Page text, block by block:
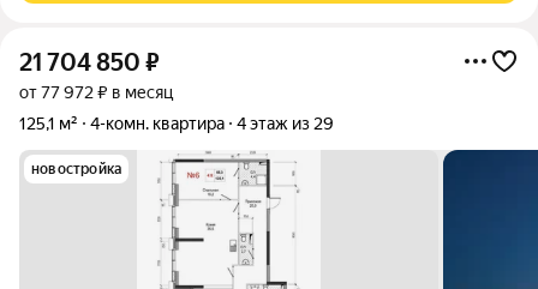
21 704 850 ₽
от 77 972 ₽ в месяц
125,1 м²
4-комн. квартира 4 этаж из 29
новостройка